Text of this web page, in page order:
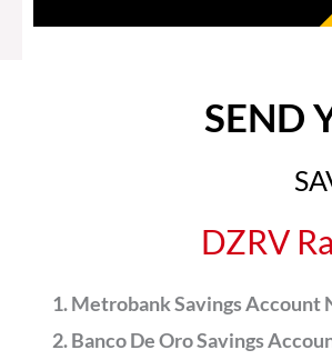
SEND
DZRV
Metrobank Savings Account
Banco De Oro Savings